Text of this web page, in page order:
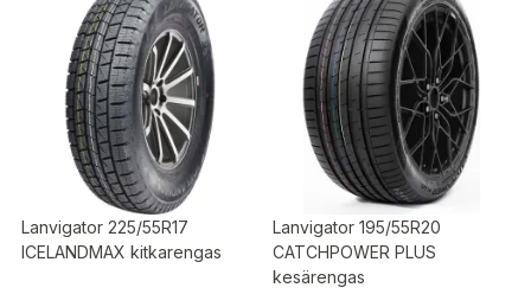
Lanvigator 225/55R17
ICELANDMAX kitkarengas
Lanvigator 195/55R20
CATCHPOWER PLUS
kesärengas